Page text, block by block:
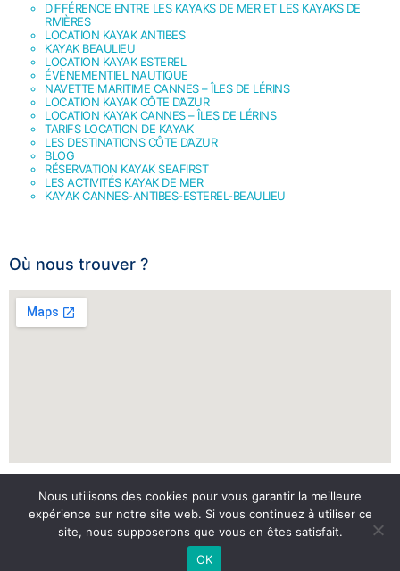
DIFFÉRENCE ENTRE LES KAYAKS DE MER ET LES KAYAKS DE
RIVIÈRES
LOCATION KAYAK ANTIBES
KAYAK BEAULIEU
LOCATION KAYAK ESTEREL
ÉVÈNEMENTIEL NAUTIQUE
NAVETTE MARITIME CANNES – ÎLES DE LÉRINS
LOCATION KAYAK CÔTE D’AZUR
LOCATION KAYAK CANNES – ÎLES DE LÉRINS
TARIFS LOCATION DE KAYAK
LES DESTINATIONS CÔTE D’AZUR
BLOG
RÉSERVATION KAYAK SEAFIRST
LES ACTIVITÉS KAYAK DE MER
KAYAK CANNES-ANTIBES-ESTEREL-BEAULIEU
Où nous trouver ?
Nous utilisons des cookies pour vous garantir la meilleure
expérience sur notre site web. Si vous continuez à utiliser ce
site, nous supposerons que vous en êtes satisfait.
OK